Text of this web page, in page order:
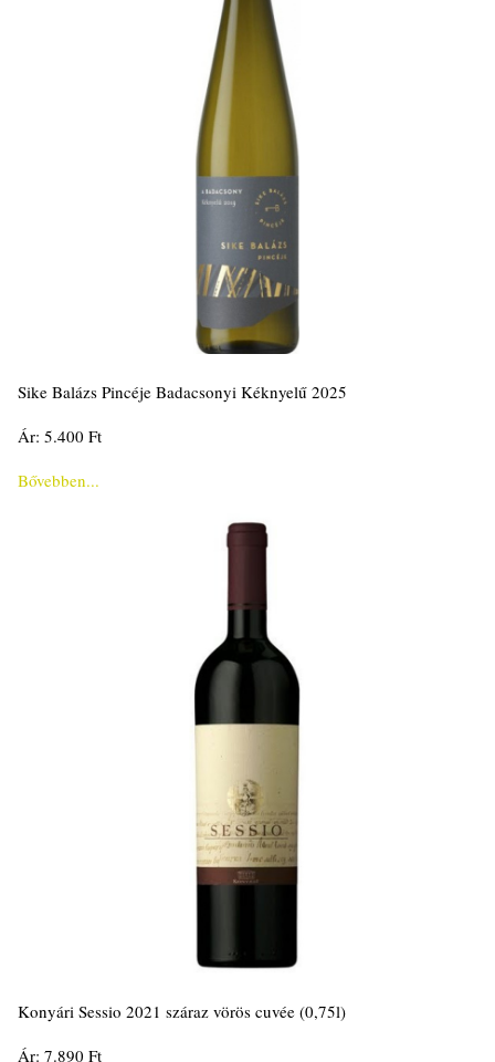
Sike Balázs Pincéje Badacsonyi Kéknyelű 2025
Ár: 5.400 Ft
Bővebben...
Konyári Sessio 2021 száraz vörös cuvée (0,75l)
Ár: 7.890 Ft